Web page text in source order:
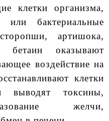
клетки организма,
или бактериальные
артишока,
оказывают
воздействие на
клетки
выводят токсины,
желчи,